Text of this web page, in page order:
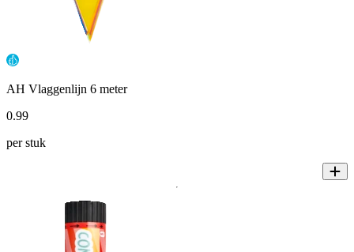
AH Vlaggenlijn 6 meter
0.99
per stuk